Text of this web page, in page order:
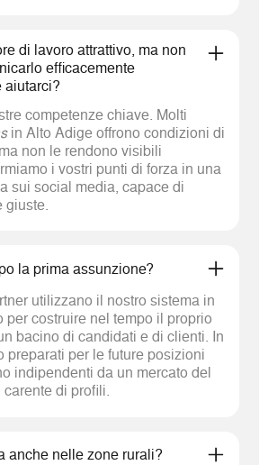
di lavoro attrattivo, ma non
efficacemente
aiutarci?
competenze chiave. Molti
in Alto Adige offrono condizioni di
non le rendono visibili
i vostri punti di forza in una
sui social media, capace di
giuste.
la prima assunzione?
utilizzano il nostro sistema in
per costruire nel tempo il proprio
bacino di candidati e di clienti. In
preparati per le future posizioni
indipendenti da un mercato del
di profili.
anche nelle zone rurali?